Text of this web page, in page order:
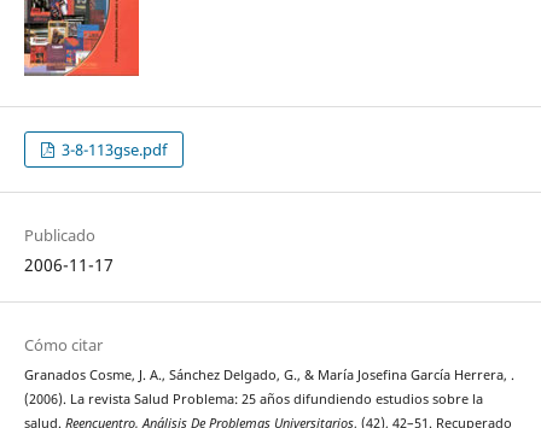
3-8-113gse.pdf
Publicado
2006-11-17
Cómo citar
Granados Cosme, J. A., Sánchez Delgado, G., & María Josefina García Herrera, .
(2006). La revista Salud Problema: 25 años difundiendo estudios sobre la
salud. Reencuentro. Análisis De Problemas Universitarios, (42), 42–51. Recuperado